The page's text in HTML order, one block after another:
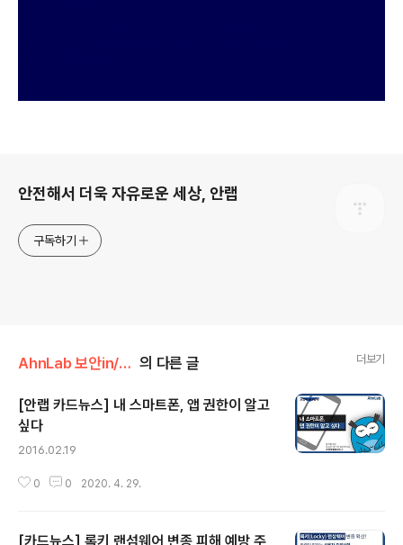
안전해서 더욱 자유로운 세상, 안랩
구독하기
AhnLab 보안in/AhnLab 보안정보 카드뉴스 의 다른 글 더보기
[안랩 카드뉴스] 내 스마트폰, 앱 권한이 알고
싶다
2016.02.19
0 0 2020. 4. 29.
[카드뉴스] 록키 랜섬웨어 변종 피해 예방 주